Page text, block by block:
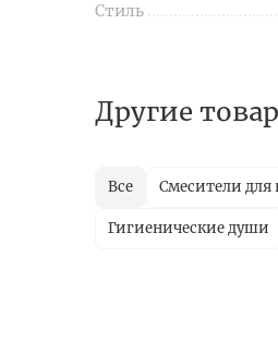
Стиль
Другие
Все Смесители
Гигиенические души